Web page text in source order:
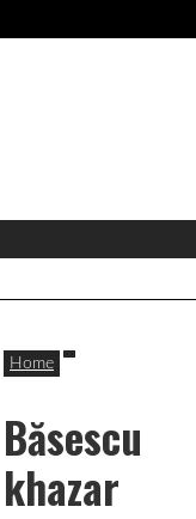
Home
Băsescu
khazar